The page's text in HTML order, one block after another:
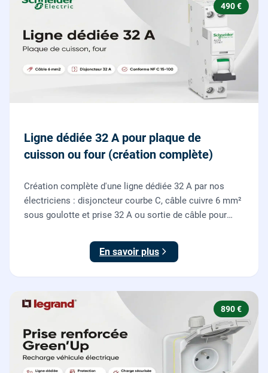
490 €
Ligne dédiée 32 A pour plaque de
cuisson ou four (création complète)
Création complète d'une ligne dédiée 32 A par nos
électriciens : disjoncteur courbe C, câble cuivre 6 mm²
sous goulotte et prise 32 A ou sortie de câble pour
En savoir plus
890 €